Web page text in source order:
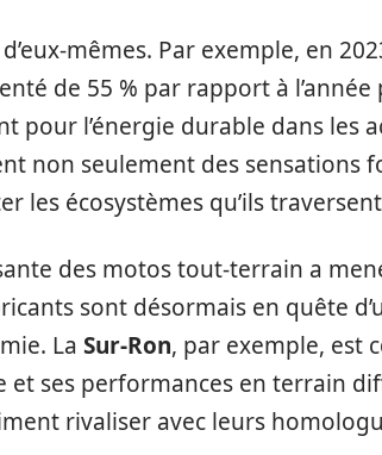
mêmes. Par exemple, en
de 55 % par rapport à
pour l’énergie durable dans les
non seulement des sensations
les écosystèmes qu’ils
des motos tout-terrain a
sont désormais en quête
La Sur-Ron, par exemple, est
ses performances en terrain
rivaliser avec leurs